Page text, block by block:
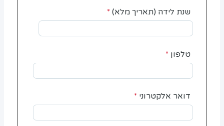
שנת לידה (תאריך מלא)
טלפון
דואר אלקטרוני